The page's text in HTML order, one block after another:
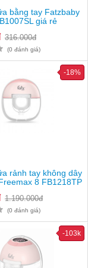
lịch trình tần số
hút sau mỗi 45
lại ở chế độ
bằng tay Fatzbaby
giá rẻ
316.000đ
(0 đánh giá)
rảnh tay không dây
8 FB1218TP
1.190.000đ
-18%
(0 đánh giá)
-103k